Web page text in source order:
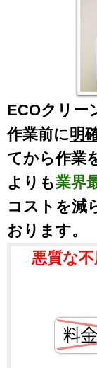
ECOクリー
作業前に明
てから作業
よりも業界
コストを減
おります。
悪質な